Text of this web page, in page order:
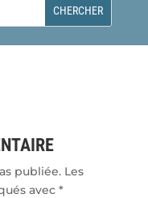
publiée. Les
avec *